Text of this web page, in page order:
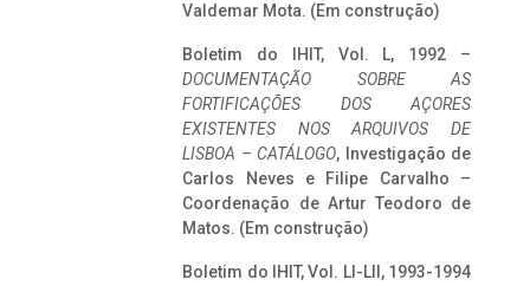
Valdemar Mota. (Em construção)
Boletim do IHIT, Vol. L, 1992 –
DOCUMENTAÇÃO SOBRE AS
FORTIFICAÇÕES DOS AÇORES
EXISTENTES NOS ARQUIVOS DE
LISBOA – CATÁLOGO, Investigação de
Carlos Neves e Filipe Carvalho –
Coordenação de Artur Teodoro de
Matos. (Em construção)
Boletim do IHIT, Vol. LI-LII, 1993-1994